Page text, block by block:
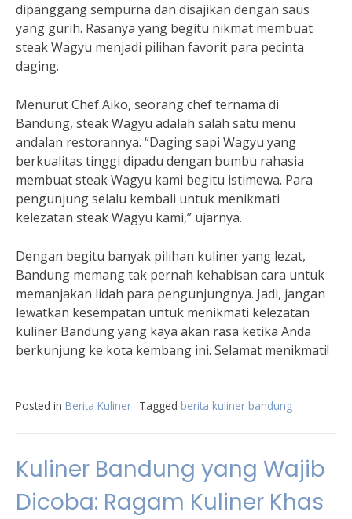
dipanggang sempurna dan disajikan dengan saus
yang gurih. Rasanya yang begitu nikmat membuat
steak Wagyu menjadi pilihan favorit para pecinta
daging.
Menurut Chef Aiko, seorang chef ternama di
Bandung, steak Wagyu adalah salah satu menu
andalan restorannya. “Daging sapi Wagyu yang
berkualitas tinggi dipadu dengan bumbu rahasia
membuat steak Wagyu kami begitu istimewa. Para
pengunjung selalu kembali untuk menikmati
kelezatan steak Wagyu kami,” ujarnya.
Dengan begitu banyak pilihan kuliner yang lezat,
Bandung memang tak pernah kehabisan cara untuk
memanjakan lidah para pengunjungnya. Jadi, jangan
lewatkan kesempatan untuk menikmati kelezatan
kuliner Bandung yang kaya akan rasa ketika Anda
berkunjung ke kota kembang ini. Selamat menikmati!
Posted in Berita Kuliner Tagged berita kuliner bandung
Kuliner Bandung yang Wajib
Dicoba: Ragam Kuliner Khas